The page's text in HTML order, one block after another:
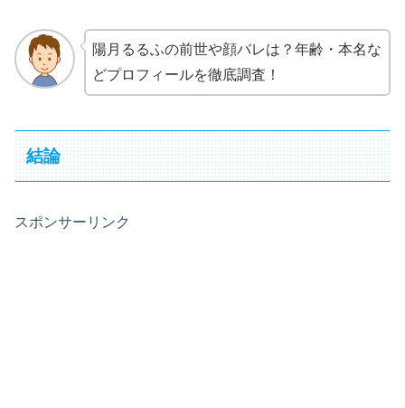
陽月るるふの前世や顔バレは？年齢・本名な
どプロフィールを徹底調査！
結論
スポンサーリンク